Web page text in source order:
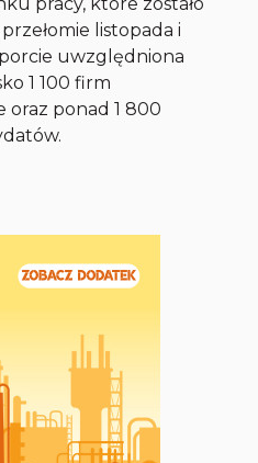
listopada i
uwzględniona
1 100 firm
oraz ponad 1 800